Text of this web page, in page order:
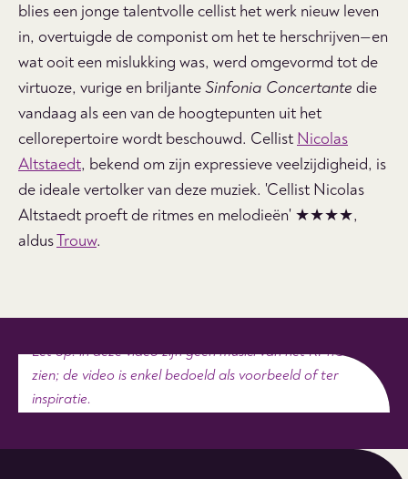
blies een jonge talentvolle cellist het werk nieuw leven
in, overtuigde de componist om het te herschrijven—en
wat ooit een mislukking was, werd omgevormd tot de
virtuoze, vurige en briljanteSinfonia Concertante die
vandaag als een van de hoogtepunten uit het
cellorepertoire wordt beschouwd. Cellist Nicolas
Altstaedt, bekend om zijn expressieve veelzijdigheid, is
de ideale vertolker van deze muziek. 'Cellist Nicolas
Altstaedt proeft de ritmes en melodieën' ★★★★,
aldusTrouw.
Let op: in deze video zijn geen musici van het RPhO te
zien; de video is enkel bedoeld als voorbeeld of ter
inspiratie.